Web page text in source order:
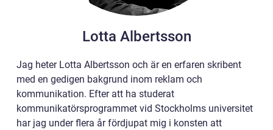
Lotta Albertsson
Jag heter Lotta Albertsson och är en erfaren skribent
med en gedigen bakgrund inom reklam och
kommunikation. Efter att ha studerat
kommunikatörsprogrammet vid Stockholms universitet
har jag under flera år fördjupat mig i konsten att